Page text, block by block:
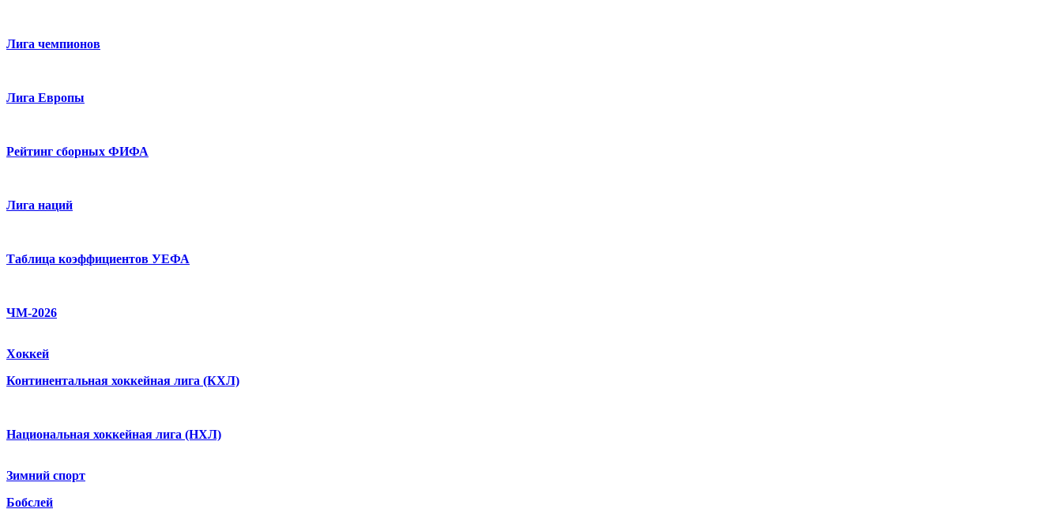
Лига чемпионов
Лига Европы
Рейтинг сборных ФИФА
Лига наций
Таблица коэффициентов УЕФА
ЧМ-2026
Хоккей
Континентальная хоккейная лига (КХЛ)
Национальная хоккейная лига (НХЛ)
Зимний спорт
Бобслей